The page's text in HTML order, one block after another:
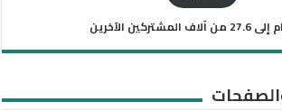
المشتركين الآخرين